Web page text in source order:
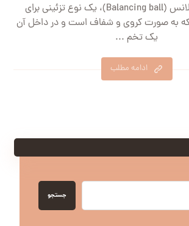
تخم شربتی یا بالانس (Balancing ball)، یک نوع تزئینی برای
به صورت کروی و شفاف است و در داخل آن
یک تخم ...
ادامه مطلب
جستجو